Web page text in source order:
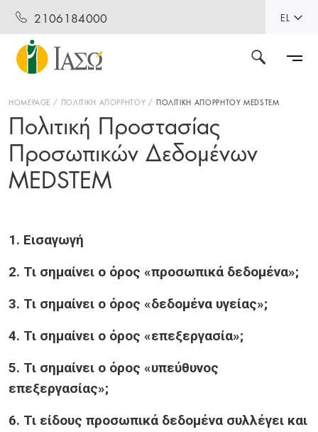
2106184000 EL
HOMEPAGE ΠΟΛΙΤΙΚΉ ΑΠΟΡΡΉΤΟΥ ΠΟΛΙΤΙΚΉ ΑΠΟΡΡΉΤΟΥ MEDSTEM
Πολιτική Προστασίας
Προσωπικών Δεδομένων
MEDSTEM
1. Εισαγωγή
2. Τι σημαίνει ο όρος «προσωπικά δεδομένα»;
3. Τι σημαίνει ο όρος «δεδομένα υγείας»;
4. Τι σημαίνει ο όρος «επεξεργασία»;
5. Τι σημαίνει ο όρος «υπεύθυνος
επεξεργασίας»;
6. Τι είδους προσωπικά δεδομένα συλλέγει και